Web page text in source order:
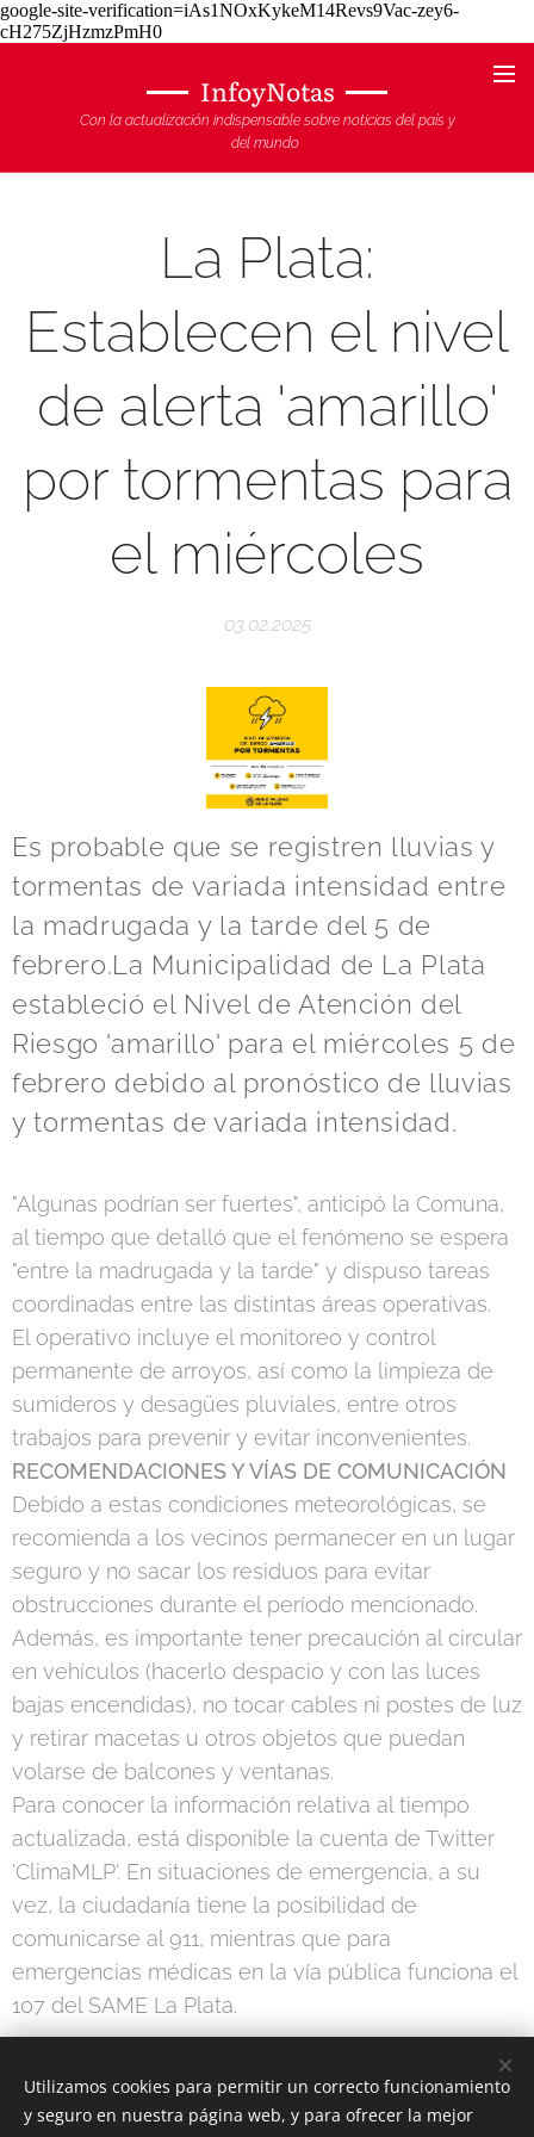
google-site-verification=iAs1NOxKykeM14Revs9Vac-zey6-
cH275ZjHzmzPmH0
InfoyNotas
Con la actualización indispensable sobre noticias del país y
del mundo
La Plata:
Establecen el nivel
de alerta 'amarillo'
por tormentas para
el miércoles
03.02.2025
Es probable que se registren lluvias y
tormentas de variada intensidad entre
la madrugada y la tarde del 5 de
febrero.La Municipalidad de La Plata
estableció el Nivel de Atención del
Riesgo 'amarillo' para el miércoles 5 de
febrero debido al pronóstico de lluvias
y tormentas de variada intensidad.
"Algunas podrían ser fuertes", anticipó la Comuna,
al tiempo que detalló que el fenómeno se espera
"entre la madrugada y la tarde" y dispuso tareas
coordinadas entre las distintas áreas operativas.
El operativo incluye el monitoreo y control
permanente de arroyos, así como la limpieza de
sumideros y desagües pluviales, entre otros
trabajos para prevenir y evitar inconvenientes.
RECOMENDACIONES Y VÍAS DE COMUNICACIÓN
Debido a estas condiciones meteorológicas, se
recomienda a los vecinos permanecer en un lugar
seguro y no sacar los residuos para evitar
obstrucciones durante el período mencionado.
Además, es importante tener precaución al circular
en vehículos (hacerlo despacio y con las luces
bajas encendidas), no tocar cables ni postes de luz
y retirar macetas u otros objetos que puedan
volarse de balcones y ventanas.
Para conocer la información relativa al tiempo
actualizada, está disponible la cuenta de Twitter
'ClimaMLP'. En situaciones de emergencia, a su
vez, la ciudadanía tiene la posibilidad de
comunicarse al 911, mientras que para
emergencias médicas en la vía pública funciona el
107 del SAME La Plata.
Share
Utilizamos cookies para permitir un correcto funcionamiento
y seguro en nuestra página web, y para ofrecer la mejor